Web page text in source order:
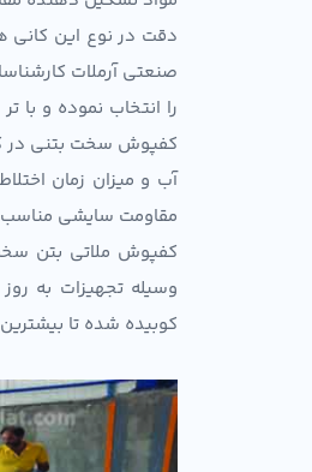
دقت در نوع این کانی
صنعتی آرملات
را انتخاب نموده و
کفپوش سخت بتنی در
آب و میزان زمان
مقاومت سایشی
کفپوش ملاتی بتن
وسیله تجهیزات به
کوبیده شده تا